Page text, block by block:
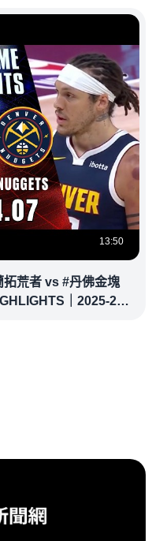
13:50
拓荒者 vs #丹佛金塊
｜2025-26